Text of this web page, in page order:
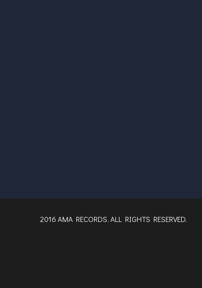
2016 AMA RECORDS. ALL RIGHTS RESERVED.